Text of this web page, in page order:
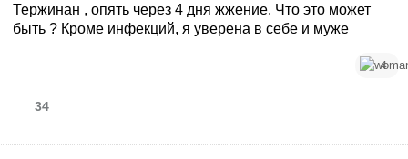
Тержинан , опять через 4 дня жжение. Что это может
быть ? Кроме инфекций, я уверена в себе и муже
4
34